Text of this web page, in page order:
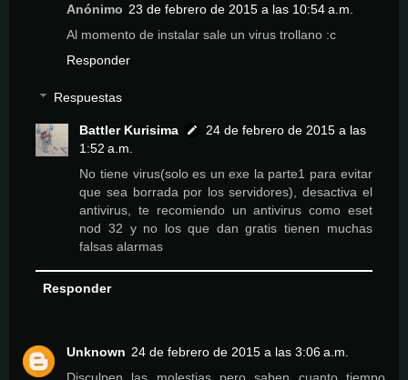
Anónimo 23 de febrero de 2015 a las 10:54 a.m.
Al momento de instalar sale un virus trollano :c
Responder
Respuestas
Battler Kurisima
24 de febrero de 2015 a las
1:52 a.m.
No tiene virus(solo es un exe la parte1 para evitar
que sea borrada por los servidores), desactiva el
antivirus, te recomiendo un antivirus como eset
nod 32 y no los que dan gratis tienen muchas
falsas alarmas
Responder
Unknown 24 de febrero de 2015 a las 3:06 a.m.
Disculpen las molestias pero saben cuanto tiempo